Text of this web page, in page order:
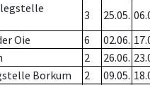
3 25.05.
Oie 6 02.06.
2 26.06.
Borkum 2 09.05.